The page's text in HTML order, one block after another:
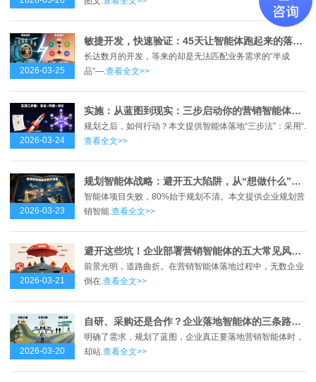
2026-03-25
敏捷开发，快速验证：45天让智能体跑起来的落地方法论
长达数月的开发，等来的却是无法匹配业务需求的“半成
品”—. 查看全文>>
2026-03-24
实施：从蓝图到现实：三步启动你的营销智能体，打赢增长“闪电战”
规划之后，如何行动？本文提供智能体落地“三步法”：采用“.
查看全文>>
2026-03-23
规划智能体战略：避开五大陷阱，从“想做什么”到“能做成什么”
智能体项目失败，80%始于规划不清。本文提供企业规划营
销智能.查看全文>>
2026-03-21
避开这些坑！企业部署营销智能体的五大常见风险与对策
前景光明，道路曲折。在营销智能体落地过程中，无数企业
倒在.查看全文>>
2026-03-20
自研、采购还是合作？企业落地智能体的三条路径全解析
明确了需求，规划了蓝图，企业真正要落地营销智能体时，
却站.查看全文>>